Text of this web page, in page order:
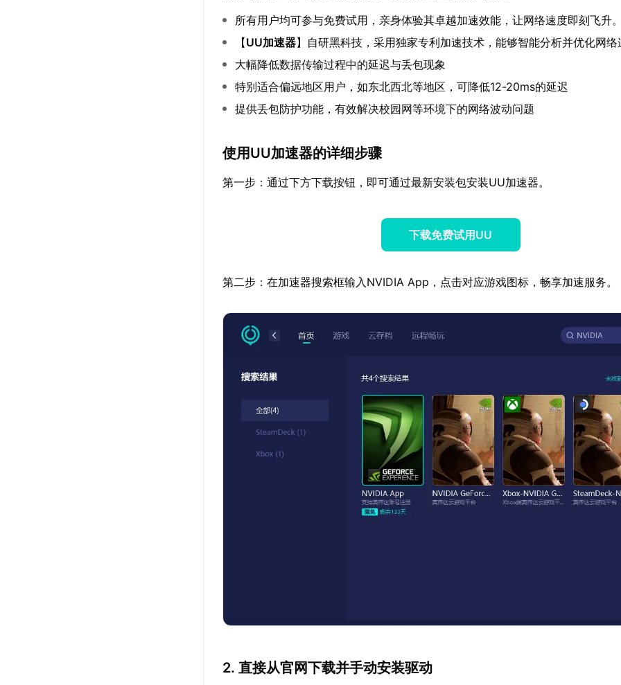
所有用户均可参与免费试用，亲身体验其卓越加速效能，让网络速度即刻飞升
【UU加速器】自研黑科技，采用独家专利加速技术，能够智能分析并优化网络
大幅降低数据传输过程中的延迟与丢包现象
特别适合偏远地区用户，如东北西北等地区，可降低12-20ms的延迟
提供丢包防护功能，有效解决校园网等环境下的网络波动问题
使用UU加速器的详细步骤
第一步：通过下方下载按钮，即可通过最新安装包安装UU加速器。
下载免费试用UU
第二步：在加速器搜索框输入NVIDIA App，点击对应游戏图标，畅享加速服务。
2. 直接从官网下载并手动安装驱动